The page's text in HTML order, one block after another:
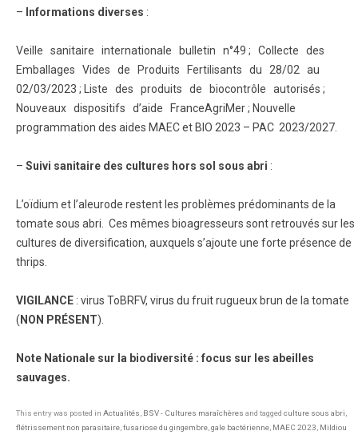
– Informations diverses :
Veille sanitaire internationale bulletin n°49 ; Collecte des
Emballages Vides de Produits Fertilisants du 28/02 au
02/03/2023 ; Liste des produits de biocontrôle autorisés ;
Nouveaux dispositifs d’aide FranceAgriMer ; Nouvelle
programmation des aides MAEC et BIO 2023 – PAC 2023/2027.
– Suivi sanitaire des cultures hors sol sous abri :
L’oïdium et l’aleurode restent les problèmes prédominants de la
tomate sous abri. Ces mêmes bioagresseurs sont retrouvés sur les
cultures de diversification, auxquels s’ajoute une forte présence de
thrips.
VIGILANCE : virus ToBRFV, virus du fruit rugueux brun de la tomate
( NON PRÉSENT).
Note Nationale sur la biodiversité : focus sur les abeilles
sauvages.
This entry was posted in Actualités BSV - Cultures maraîchères and tagged culture sous abri
flétrissement non parasitaire fusariose du gingembre gale bactérienne MAEC 2023 Mildiou